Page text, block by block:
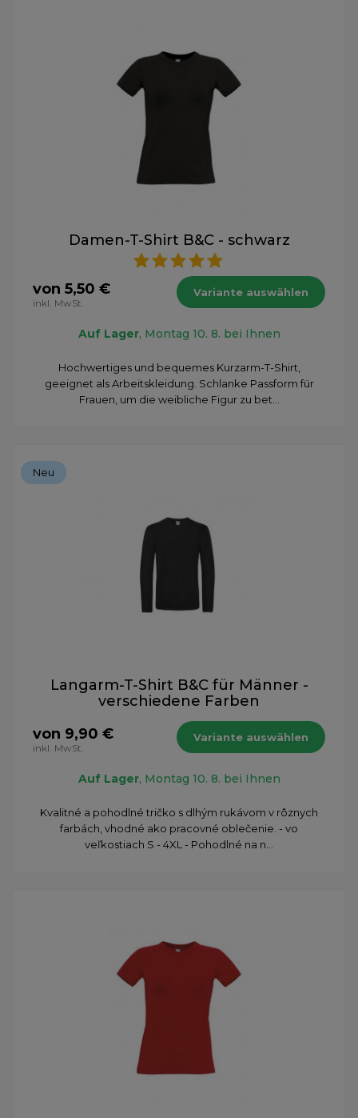
Damen-T-Shirt B&C - schwarz
von 5,50 €
inkl. MwSt.
Variante auswählen
Auf Lager, Montag 10. 8. bei Ihnen
Hochwertiges und bequemes Kurzarm-T-Shirt,
geeignet als Arbeitskleidung. Schlanke Passform für
Frauen, um die weibliche Figur zu bet...
Neu
Langarm-T-Shirt B&C für Männer -
verschiedene Farben
von 9,90 €
inkl. MwSt.
Variante auswählen
Auf Lager, Montag 10. 8. bei Ihnen
​Kvalitné a pohodlné tričko s dlhým rukávom v rôznych
farbách, vhodné ako pracovné oblečenie. - vo
veľkostiach S - 4XL - Pohodlné na n...